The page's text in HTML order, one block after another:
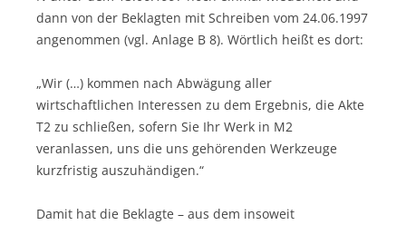
dann von der Beklagten mit Schreiben vom 24.06.1997
angenommen (vgl. Anlage B 8). Wörtlich heißt es dort:
„Wir (…) kommen nach Abwägung aller
wirtschaftlichen Interessen zu dem Ergebnis, die Akte
T2 zu schließen, sofern Sie Ihr Werk in M2
veranlassen, uns die uns gehörenden Werkzeuge
kurzfristig auszuhändigen.“
Damit hat die Beklagte – aus dem insoweit